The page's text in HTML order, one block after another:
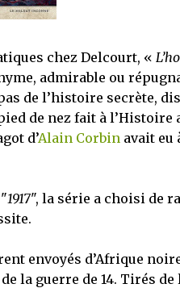
chez Delcourt, «
admirable ou
de l’histoire secrète,
de nez fait à l’Histoire
d’Alain Corbinavait eu
1917", la série a choisi de
envoyés d’Afrique
la guerre de 14. Tirés de